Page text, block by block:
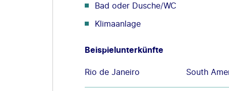
Bad oder Dusche/WC
Klimaanlage
Beispielunterkünfte
Rio de Janeiro South